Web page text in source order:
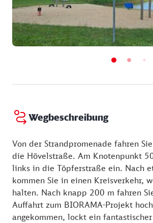
Wegbeschreibung
Von der Strandpromenade fahren
die Hövelstraße. Am Knotenpunkt
links in die Töpferstraße ein. Nach
kommen Sie in einen Kreisverkehr,
halten. Nach knapp 200 m fahren
Auffahrt zum BIORAMA-Projekt
angekommen, lockt ein